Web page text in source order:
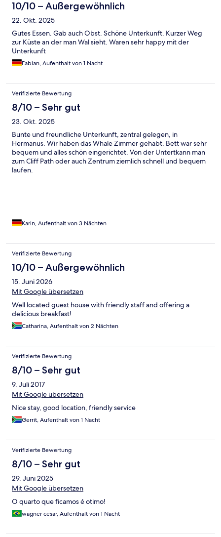
10/10 – Außergewöhnlich
22. Okt. 2025
Gutes Essen. Gab auch Obst. Schöne Unterkunft. Kurzer Weg
zur Küste an der man Wal sieht. Waren sehr happy mit der
Unterkunft
Fabian, Aufenthalt von 1 Nacht
Verifizierte Bewertung
8/10 – Sehr gut
23. Okt. 2025
Bunte und freundliche Unterkunft, zentral gelegen, in
Hermanus. Wir haben das Whale Zimmer gehabt. Bett war sehr
bequem und alles schön eingerichtet. Von der Untertkann man
zum Cliff Path oder auch Zentrum ziemlich schnell und bequem
laufen.
Karin, Aufenthalt von 3 Nächten
Verifizierte Bewertung
10/10 – Außergewöhnlich
15. Juni 2026
Mit Google übersetzen
Well located guest house with friendly staff and offering a
delicious breakfast!
Catharina, Aufenthalt von 2 Nächten
Verifizierte Bewertung
8/10 – Sehr gut
9. Juli 2017
Mit Google übersetzen
Nice stay, good location, friendly service
Gerrit, Aufenthalt von 1 Nacht
Verifizierte Bewertung
8/10 – Sehr gut
29. Juni 2025
Mit Google übersetzen
O quarto que ficamos é otimo!
wagner cesar, Aufenthalt von 1 Nacht